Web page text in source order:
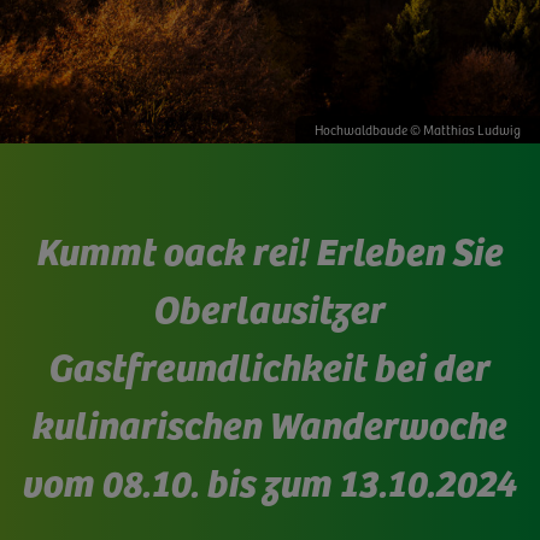
Hochwaldbaude © Matthias Ludwig
Kummt oack rei! Erleben Sie
Oberlausitzer
Gastfreundlichkeit bei der
kulinarischen Wanderwoche
vom 08.10. bis zum 13.10.2024